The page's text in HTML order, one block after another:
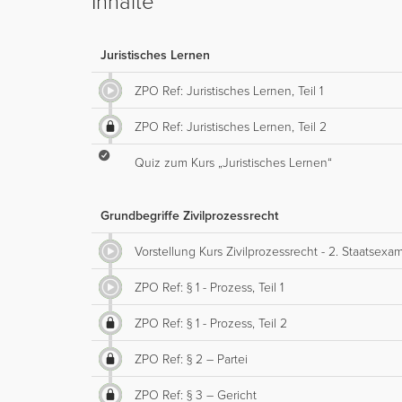
Juristisches Lernen
ZPO Ref: Juristisches Lernen, Teil 1
ZPO Ref: Juristisches Lernen, Teil 2
Quiz zum Kurs „Juristisches Lernen“
Grundbegriffe Zivilprozessrecht
Vorstellung Kurs Zivilprozessrecht - 2.
ZPO Ref: § 1 - Prozess, Teil 1
ZPO Ref: § 1 - Prozess, Teil 2
ZPO Ref: § 2 – Partei
ZPO Ref: § 3 – Gericht